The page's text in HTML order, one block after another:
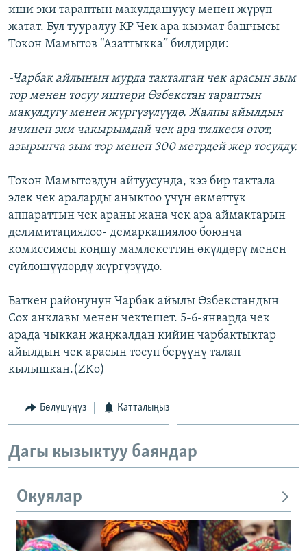
ЭЖЕ-СИҢДИЛЕР
ЫҢГАЙСЫЗ СУРООЛОР
ОНЛАЙН ШЕРИНЕ
ЭЕ/АРнун бардык сайттары
иши эки тараптын макулдашуусу менен жүрүп
жатат. Бул тууралуу КР Чек ара кызмат башчысы
Токон Мамытов “Азаттыкка” билдирди:
-Чарбак айлынын мурда такталган чек арасын зым
тор менен тосуу иштери Өзбекстан тараптын
макулдугу менен жүргүзүлүүдө. Жалпы айылдын
ичинен эки чакырымдай чек ара тилкеси өтөт,
азырынча зым тор менен 300 метрдей жер тосулду.
Токон Мамытовдун айтуусунда, кээ бир тактала
элек чек араларды аныктоо үчүн өкмөттүк
аппараттын чек араны жана чек ара аймактарын
делимитациялоо- демаркациялоо боюнча
комиссиясы коңшу мамлекеттин өкүлдөрү менен
сүйлөшүүлөрдү жүргүзүүдө.
Баткен районунун Чарбак айылы Өзбекстандын
Сох анклавы менен чектешет. 5-6-январда чек
арада чыккан жаңжалдан кийин чарбактыктар
айылдын чек арасын тосуп берүүнү талап
кылышкан.(ZKo)
Бөлүшүңүз Катталыңыз
Дагы кызыктуу баяндар
Окуялар